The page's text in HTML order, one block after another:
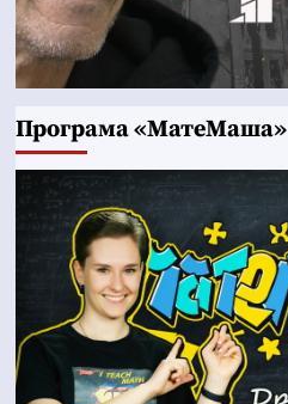
Програма «МатеМаша»